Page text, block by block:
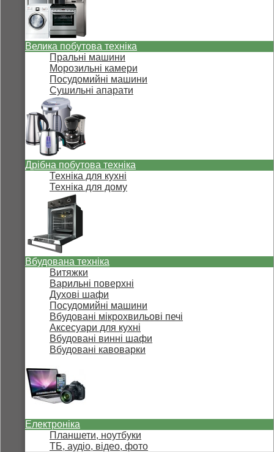
Велика побутова техніка
Пральні машини
Морозильні камери
Посудомийні машини
Сушильні апарати
Дрібна побутова техніка
Техніка для кухні
Техніка для дому
Вбудована техніка
Витяжки
Варильні поверхні
Духові шафи
Посудомийні машини
Вбудовані мікрохвильові печі
Аксесуари для кухні
Вбудовані винні шафи
Вбудовані кавоварки
Електроніка
Планшети, ноутбуки
ТБ, аудіо, відео, фото